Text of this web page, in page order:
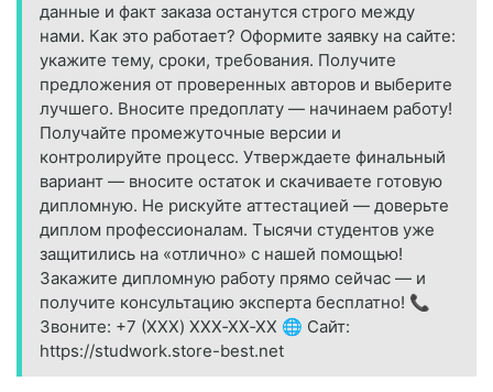
данные и факт заказа останутся строго между
нами. Как это работает? Оформите заявку на сайте:
укажите тему, сроки, требования. Получите
предложения от проверенных авторов и выберите
лучшего. Вносите предоплату — начинаем работу!
Получайте промежуточные версии и
контролируйте процесс. Утверждаете финальный
вариант — вносите остаток и скачиваете готовую
дипломную. Не рискуйте аттестацией — доверьте
диплом профессионалам. Тысячи студентов уже
защитились на «отлично» с нашей помощью!
Закажите дипломную работу прямо сейчас — и
получите консультацию эксперта бесплатно! 📞
Звоните: +7 (XXX) XXX‑XX‑XX 🌐 Сайт:
https://studwork.store-best.net